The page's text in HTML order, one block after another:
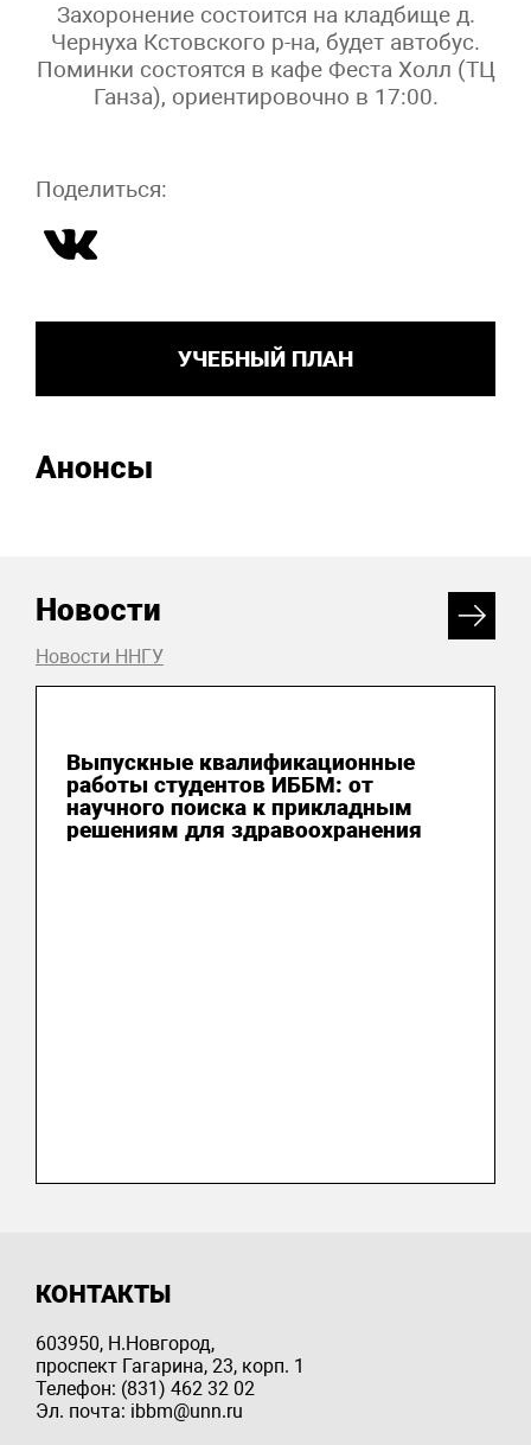
Захоронение состоится на кладбище д.
Чернуха Кстовского р-на, будет автобус.
Поминки состоятся в кафе Феста Холл (ТЦ
Ганза), ориентировочно в 17:00.
Поделиться:
УЧЕБНЫЙ ПЛАН
Анонсы
Новости
Новости ННГУ
Выпускные квалификационные
работы студентов ИББМ: от
научного поиска к прикладным
решениям для здравоохранения
КОНТАКТЫ
603950, Н.Новгород,
проспект Гагарина, 23, корп. 1
Телефон: (831) 462 32 02
Эл. почта: ibbm@unn.ru